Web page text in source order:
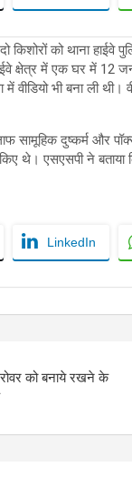
किशोरों को थाना
क्षेत्र में एक घर में
में वीडियो भी बना ली
सामूहिक दुष्कर्म और
थे। एसएसपी ने बताया
LinkedIn
को बनाये रखने के